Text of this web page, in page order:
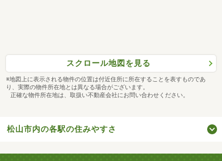
スクロール地図を見る
※地図上に表示される物件の位置は付近住所に所在することを表すものであ
り、実際の物件所在地とは異なる場合がございます。
正確な物件所在地は、取扱い不動産会社にお問い合わせください。
松山市内の各駅の住みやすさ